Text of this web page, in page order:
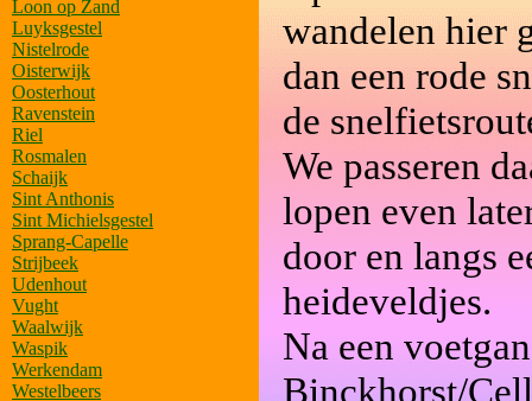
Loon op Zand
Luyksgestel
Nistelrode
Oisterwijk
Oosterhout
Ravenstein
Riel
Rosmalen
Schaijk
Sint Anthonis
Sint Michielsgestel
Sprang-Capelle
Strijbeek
Udenhout
Vught
Waalwijk
Waspik
Werkendam
Westelbeers
wandelen hier
dan een rode
de
We passeren
lopen even
door en langs
heideveldjes.
Na een
Binckhorst/